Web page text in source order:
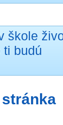
škole
ti budú